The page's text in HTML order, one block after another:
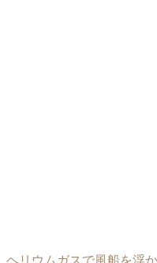
ヘリウムガスで風船を浮